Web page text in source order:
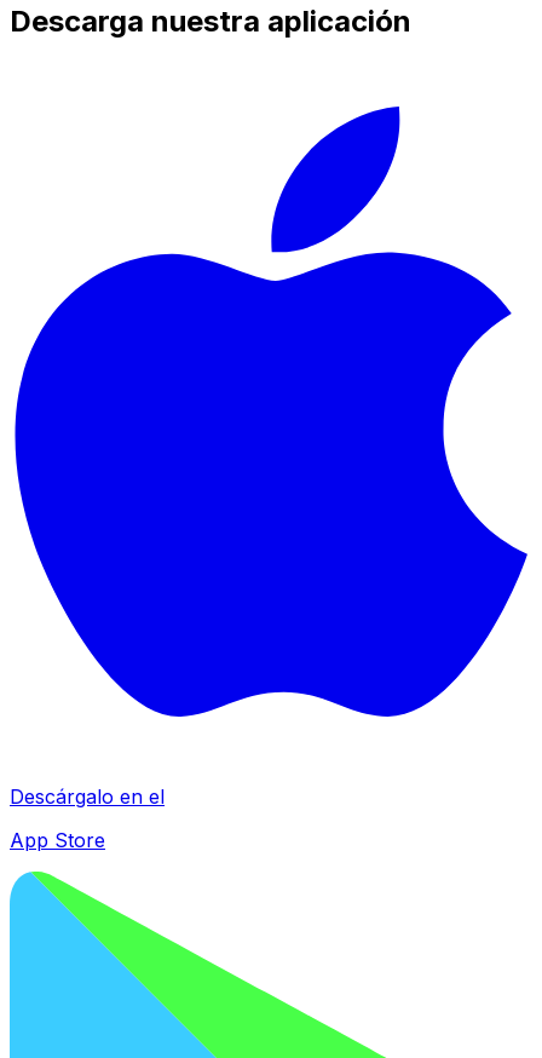
Descarga nuestra aplicación
Descárgalo en el
App Store